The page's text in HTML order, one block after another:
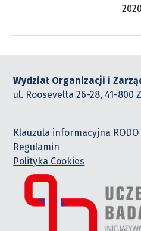
Wydział Organizacji i
ul. Roosevelta 26-28, 41-800
Klauzula informacyjna RODO
Regulamin
Polityka Cookies